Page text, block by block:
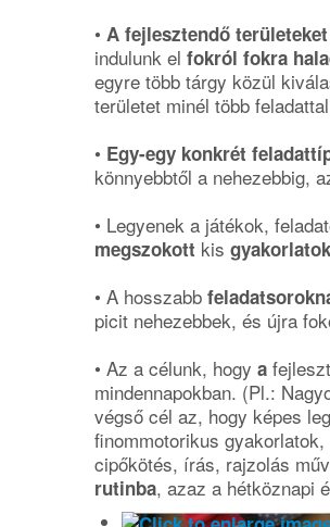
• A fejlesztendő területeket
indulunk el fokról fokra
egyre több tárgy közül
területet minél több
• Egy-egy konkrét
könnyebbtől a nehezebbig,
• Legyenek a játékok,
megszokott kis
• A hosszabb
picit nehezebbek, és újra
• Az a célunk, hogy a
mindennapokban. (Pl.:
végső cél az, hogy képes
finommotorikus
cipőkötés, írás, rajzolás
rutinba, azaz a hétköznapi